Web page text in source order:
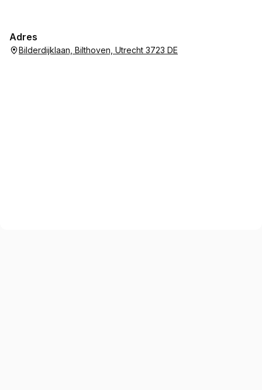
Adres
Bilderdijklaan, Bilthoven, Utrecht 3723 DE